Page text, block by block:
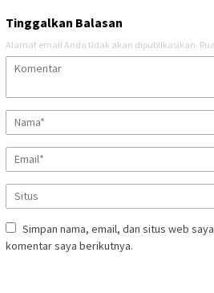
Tinggalkan Balasan
Alamat email Anda tidak akan dipublikasikan.
Simpan nama, email, dan situs web
komentar saya berikutnya.